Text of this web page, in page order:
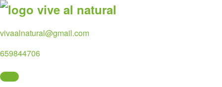
Skip
content
vivaalnatural@gmail.com
659844706